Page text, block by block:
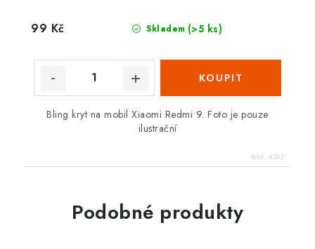
Skladem (>5 ks)
99 Kč
Bling kryt na mobil Xiaomi Redmi 9. Foto je pouze
ilustrační
Kód: 4295
Podobné produkty